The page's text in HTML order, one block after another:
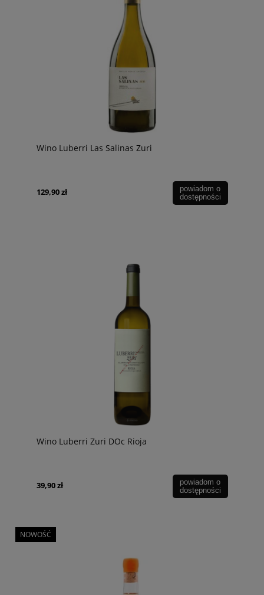
Wino Luberri Las Salinas Zuri
129,90 zł
powiadom o
dostępności
Wino Luberri Zuri DOc Rioja
39,90 zł
powiadom o
dostępności
NOWOŚĆ